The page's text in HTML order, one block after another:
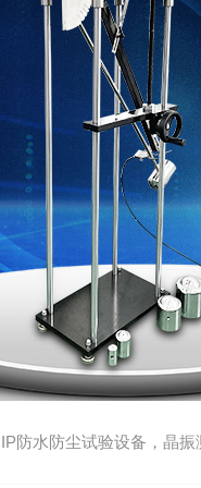
防水防尘试验设备，晶振